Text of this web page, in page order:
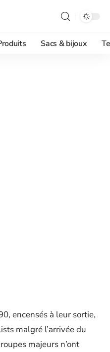
Sacs & bijoux
encensés à leur sortie,
malgré l’arrivée du
majeurs n’ont